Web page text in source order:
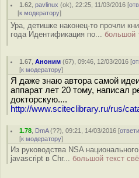
1.62 ,pavlinux (ok), 22:25, 11/03/2016 [
[к модератору]
Ура, детишке наконец-то прочли
года Идентификация по... большой
1.67 ,Аноним (67), 09:46, 12/03/2016 [
[к модератору]
Я даже знаю автора самой
аппарат лет 20 тому, написал
докторскую....
http://www.sciteclibrary.ru/rus/
1.78 DmA(??), 09:21, 14/03/2016 [
[к модератору]
Из руководства NSA
javascript в Chr... большой текст